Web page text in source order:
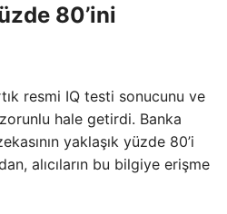
80’ini
resmi IQ testi sonucunu ve
hale getirdi. Banka
yaklaşık yüzde 80’i
alıcıların bu bilgiye erişme